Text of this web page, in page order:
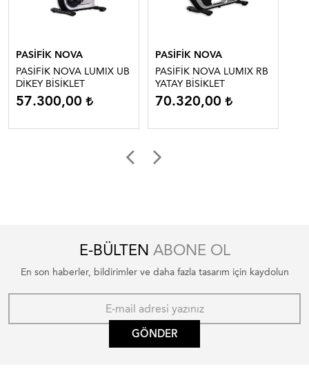
PASİFİK NOVA
PASİFİK NOVA LUMIX UB
DİKEY BİSİKLET
57.300,00
PASİFİK NOVA
PASİFİK NOVA LUMIX RB
YATAY BİSİKLET
70.320,00
E-BÜLTEN ABONE OL
En son haberler, bildirimler ve daha fazla tasarım için kaydolun
GÖNDER